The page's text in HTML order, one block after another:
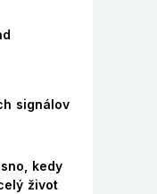
signálov
kedy
život